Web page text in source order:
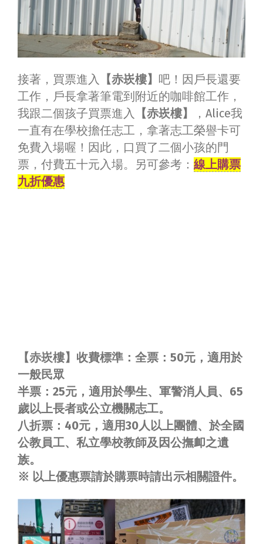
接著，買票進入 【赤崁樓】 吧！因戶長還要
工作，戶長拿著筆電到附近的咖啡館工作，
我跟二個孩子買票進入
【赤崁樓】
，Alice我
一直有在學校擔任志工，拿著志工榮譽卡可
免費入場喔！因此，口買了二個小孩的門
票，付費五十元入場。另可參考： 線上購票
九折優惠
【赤崁樓】收費標準：全票：50元，適用於
一般民眾
半票：25元，適用於學生、軍警消人員、65
歲以上長者或公立機關志工。
八折票：40元，適用30人以上團體、於全國
公教員工、私立學校教師及因公撫卹之遺
族。
※ 以上優惠票請於購票時請出示相關證件。